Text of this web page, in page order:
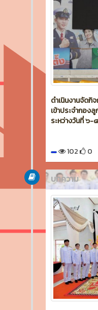
ดำเนินงานจัดกิ
เข้าประจำกอง
ระหว่างวันที่ ๖
102 0
บทความ